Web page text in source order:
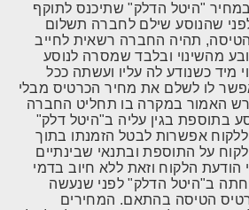
"היטל הדלק" שתיכנס לתוקף
שהנוסע שילם לחברה תשלום
תהיה החברה רשאית לחייב
מהשינוי ובלבד שמסרה לנוסע
מיד כשנודע לה עליו ועשתה ככל
לו לשלם את מחיר הכרטיס מבלי
האמור במקרה בו תחליט החברה
בתוספת בגין עליה ב"היטל דלק"
ללקוח אפשרות לבטל הזמנתו בתוך
על התוספת ובתנאי שבינתיים
הלקוח וזאת ללא חיוב בדמי
ב"היטל הדלק" לפני שנעשה
הטיסה בהתאם. המחירים